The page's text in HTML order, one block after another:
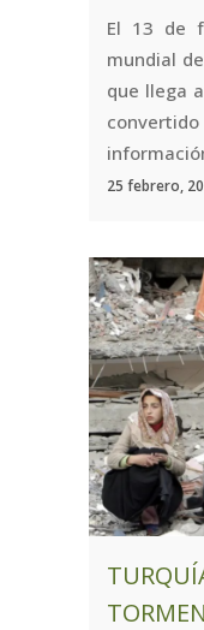
El 13 de
mundial
que llega
25 febrero,